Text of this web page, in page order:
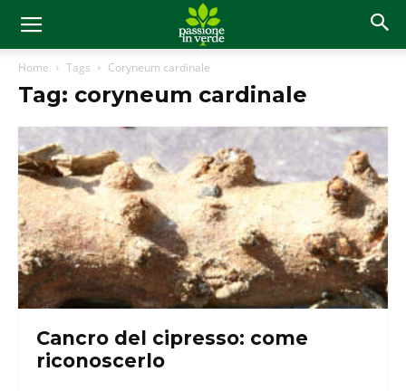
Home Tags Coryneum cardinale
Tag: coryneum cardinale
Cancro del cipresso: come
riconoscerlo